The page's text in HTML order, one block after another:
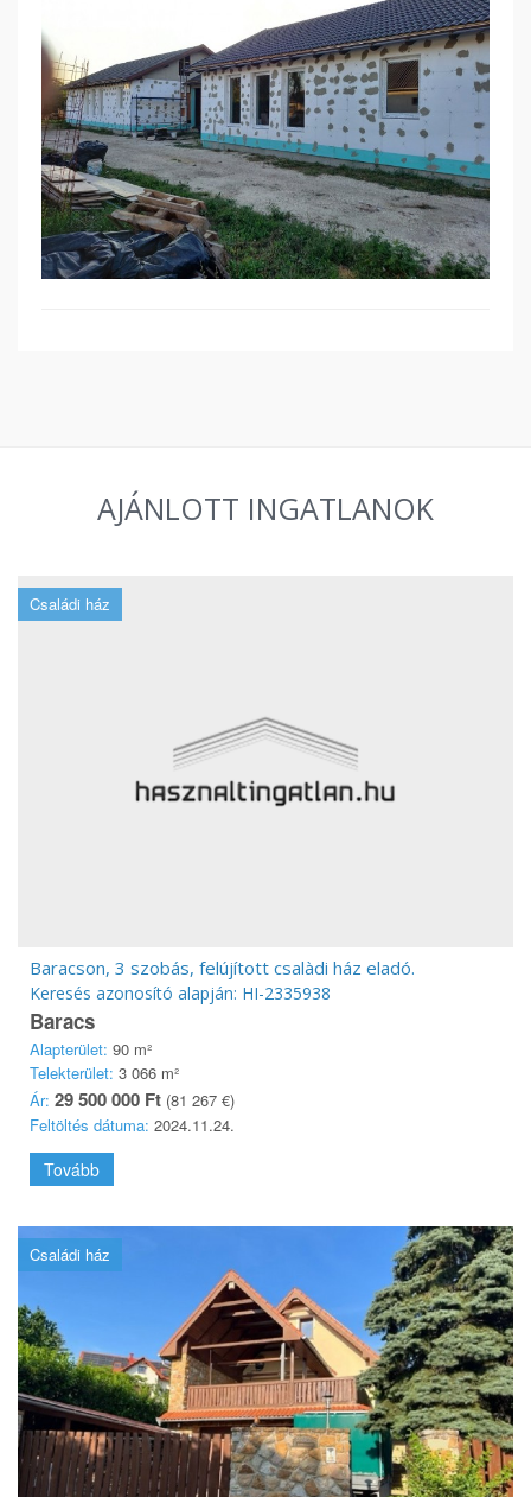
AJÁNLOTT INGATLANOK
Családi ház
Baracson, 3 szobás, felújított csalàdi ház eladó.
Keresés azonosító alapján: HI-2335938
Baracs
Alapterület: 90 m²
Telekterület: 3 066 m²
Ár: 29 500 000 Ft (81 267 €)
Feltöltés dátuma: 2024.11.24.
Tovább
Családi ház